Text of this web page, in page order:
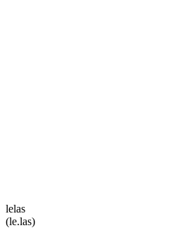
lelas
(le.las)